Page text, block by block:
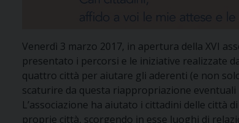
Venerdì 3 marzo 2017, in apertura della XVI
presentato i percorsi e le iniziative realizzate
quattro città per aiutare gli aderenti (e non
scaturire da questa riappropriazione
L’associazione ha aiutato i cittadini delle città
proprie città, scorgendo in esse luoghi di